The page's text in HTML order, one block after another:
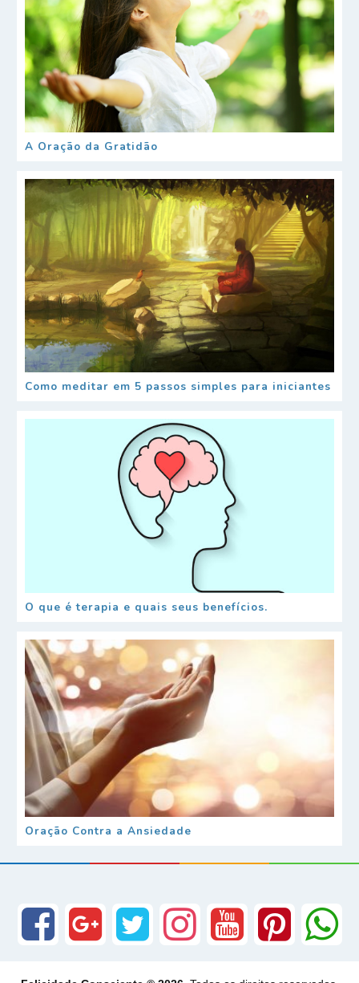
A Oração da Gratidão
Como meditar em 5 passos simples para iniciantes
O que é terapia e quais seus benefícios.
Oração Contra a Ansiedade